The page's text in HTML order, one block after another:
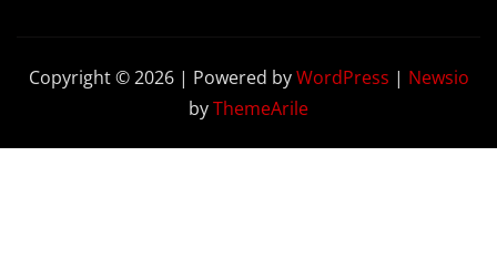
Copyright © 2026 | Powered byWordPress | Newsio
byThemeArile